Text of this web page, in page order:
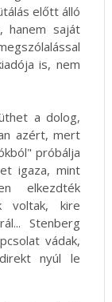
előtt álló
hanem saját
is, nem
a dolog,
azért, mert
próbálja
igaza, mint
elkezdték
voltak, kire
Stenberg
vádak,
nyúl le